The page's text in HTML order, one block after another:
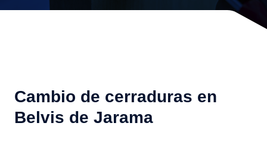
Cambio de cerraduras en
Belvis de Jarama